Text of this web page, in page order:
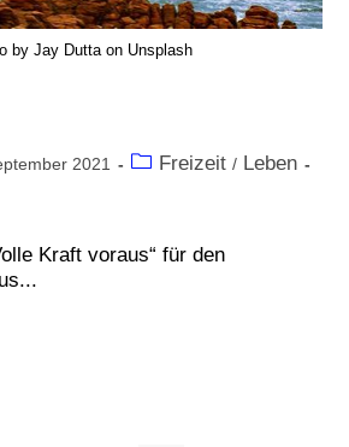
by Jay Dutta on Unsplash
2021 Freizeit / Leben
Kraft voraus“ für den